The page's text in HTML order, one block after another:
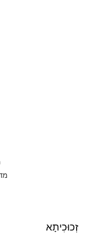
זְכוּכִיתָא